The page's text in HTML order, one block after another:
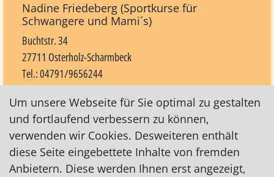
Nadine Friedeberg (Sportkurse für
Schwangere und Mami´s)
Buchtstr. 34
27711 Osterholz-Scharmbeck
Tel.: 04791/9656244
mumsfeelfit@web.de
http://www.mumsfeelfit.de
http://www.nadinefriedeberg.de
auf Facebook
auf Instagram
Um unsere Webseite für Sie optimal zu gestalten
und fortlaufend verbessern zu können,
verwenden wir Cookies. Desweiteren enthält
diese Seite eingebettete Inhalte von fremden
Anbietern. Diese werden Ihnen erst angezeigt,